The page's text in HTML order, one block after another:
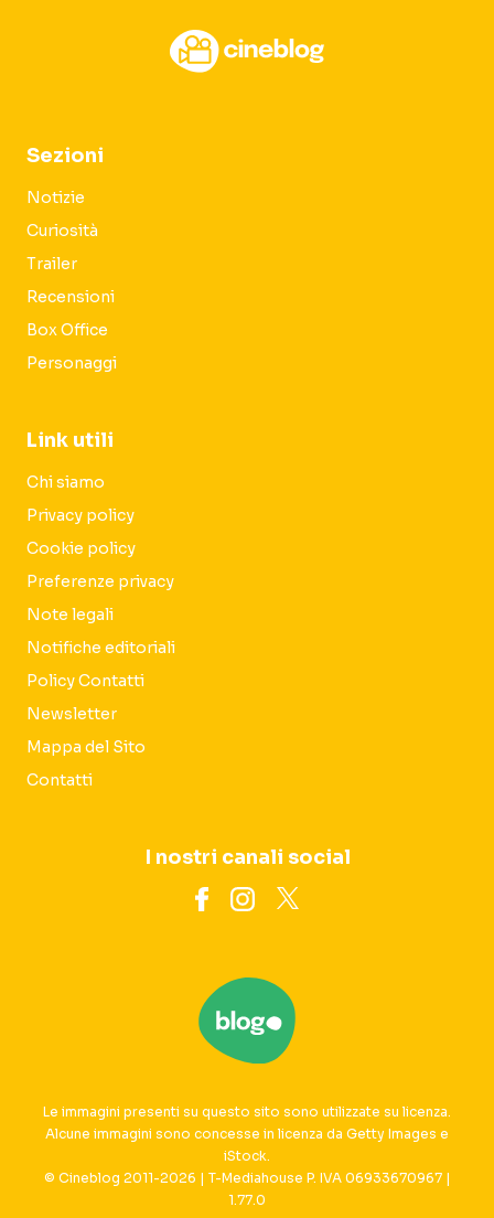
Sezioni
Notizie
Curiosità
Trailer
Recensioni
Box Office
Personaggi
Link utili
Chi siamo
Privacy policy
Cookie policy
Preferenze privacy
Note legali
Notifiche editoriali
Policy Contatti
Newsletter
Mappa del Sito
Contatti
I nostri canali social
Le immagini presenti su questo sito sono utilizzate su licenza.
Alcune immagini sono concesse in licenza da Getty Images e
iStock.
© Cineblog 2011-2026 | T-Mediahouse P. IVA 06933670967 |
1.77.0